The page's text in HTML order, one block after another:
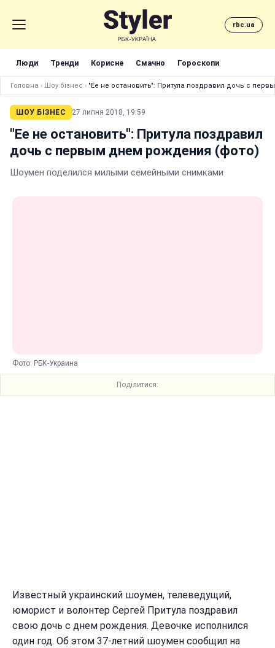
rbc.ua
Люди Тренди Корисне Смачно Гороскопи
Головна › Шоу бізнес › "Ее не остановить": Притула поздравил дочь с
ШОУ БІЗНЕС 27 липня 2018, 19:59
"Ее не остановить": Притула поздравил
дочь с первым днем рождения (фото)
Шоумен поделился милыми семейными снимками
Фото: РБК-Украина
Поділитися:
Известный украинский шоумен, телеведущий,
юморист и волонтер Сергей Притула поздравил
свою дочь с днем рождения. Девочке исполнился
один год. Об этом 37-летний шоумен сообщил на